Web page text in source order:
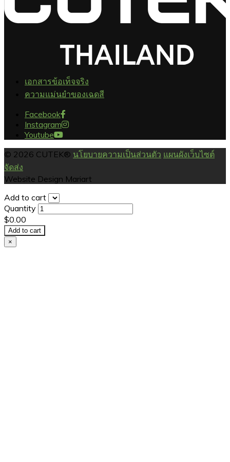
เอกสารข้อเท็จจริง
ความแม่นยำของเฉดสี
Facebook
Instagram
Youtube
© 2026 CUTEK® นโยบายความเป็นส่วนตัว แผนผังเว็บไซต์
จัดส่ง
Website Design Mariart
Add to cart
Quantity
$0.00
Add to cart
×